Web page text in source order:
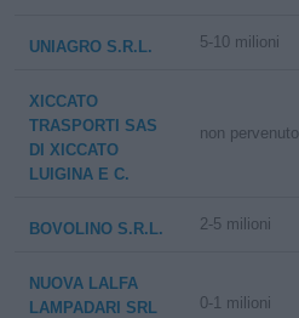
UNIAGRO S.R.L. 5-10 milioni
XICCATO
TRASPORTI SAS
DI XICCATO
LUIGINA E C.
non pervenuto
BOVOLINO S.R.L. 2-5 milioni
NUOVA LALFA
LAMPADARI SRL
0-1 milioni